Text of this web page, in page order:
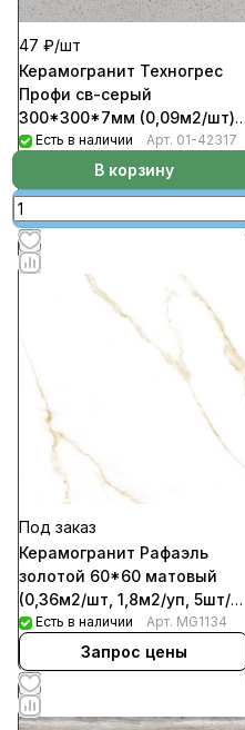
47 ₽/шт
Керамогранит Техногрес
Профи св-серый
300*300*7мм (0,09м2/шт)
(1,35м2/уп)(15шт/уп)(780шт/
пал) 2Сорт
Есть в наличии Арт. 01-42317
В корзину
Под заказ
Керамогранит Рафаэль
золотой 60*60 матовый
(0,36м2/шт, 1,8м2/уп, 5шт/
уп) Х
Есть в наличии Арт. MG1134
Запрос цены